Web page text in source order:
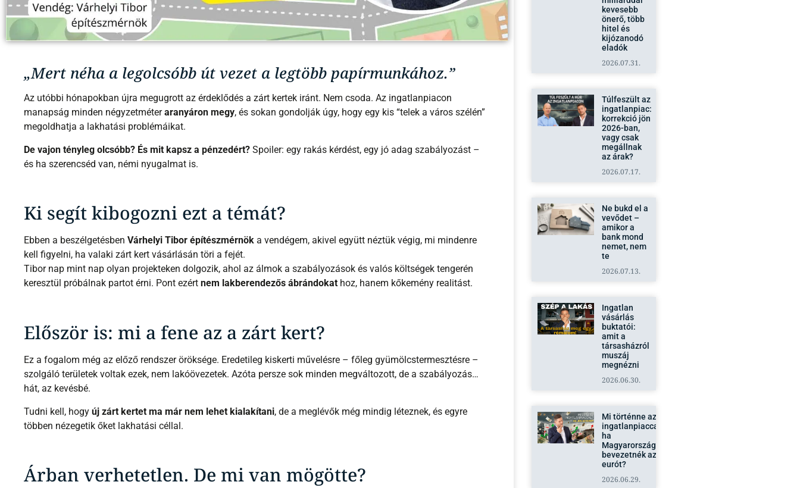
„Mert néha a legolcsóbb út vezet a legtöbb papírmunkához.”
Az utóbbi hónapokban újra megugrott az érdeklődés a zárt kertek iránt. Nem csoda. Az ingatlanpiacon
manapság minden négyzetméteraranyáron megy, és sokan gondolják úgy, hogy egy kis “telek a város szélén”
megoldhatja a lakhatási problémáikat.
De vajon tényleg olcsóbb? És mit kapsz a pénzedért? Spoiler: egy rakás kérdést, egy jó adag szabályozást –
és ha szerencséd van, némi nyugalmat is.
Ki segít kibogozni ezt a témát?
Ebben a beszélgetésben Várhelyi Tibor építészmérnök a vendégem, akivel együtt néztük végig, mi mindenre
kell figyelni, ha valaki zárt kert vásárlásán töri a fejét.
Tibor nap mint nap olyan projekteken dolgozik, ahol az álmok a szabályozások és valós költségek tengerén
keresztül próbálnak partot érni. Pont ezért nem lakberendezős ábrándokat hoz, hanem kőkemény realitást.
Először is: mi a fene az a zárt kert?
Ez a fogalom még az előző rendszer öröksége. Eredetileg kiskerti művelésre – főleg gyümölcstermesztésre –
szolgáló területek voltak ezek, nem lakóövezetek. Azóta persze sok minden megváltozott, de a szabályozás…
hát, az kevésbé.
Tudni kell, hogy új zárt kertet ma már nem lehet kialakítani, de a meglévők még mindig léteznek, és egyre
többen nézegetik őket lakhatási céllal.
Árban verhetetlen. De mi van mögötte?
kevesebb
önerő, több
hitel és
kijózanodó
eladók
2026.07.31.
Túlfeszült az
ingatlanpiac:
korrekció jön
2026-ban,
vagy csak
megállnak
az árak?
2026.07.17.
Ne bukd el a
vevődet –
amikor a
bank mond
nemet, nem
te
2026.07.13.
Ingatlan
vásárlás
buktatói:
amit a
társasházról
muszáj
megnézni
2026.06.30.
Mi történne az
ingatlanpiaccal,
ha
Magyarországon
bevezetnék az
eurót?
2026.06.29.